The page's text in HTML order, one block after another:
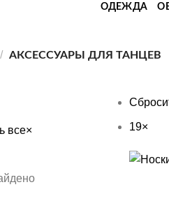
ОДЕЖДА
/ АКСЕССУАРЫ ДЛЯ ТАНЦЕВ
все× 19×
+